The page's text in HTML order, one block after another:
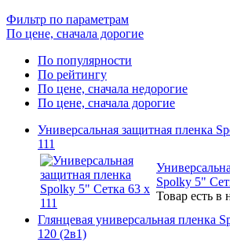
Фильтр по параметрам
По цене, сначала дорогие
По популярности
По рейтингу
По цене, сначала недорогие
По цене, сначала дорогие
Универсальная защитная пленка
111
Spolky 5"
Товар есть в
Глянцевая универсальная пленка
120 (2в1)